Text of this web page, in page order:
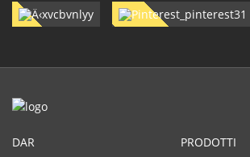
DAR PRODOTTI